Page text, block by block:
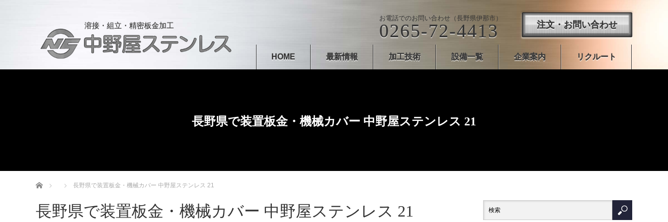
溶接・組立・精密板金加工
お電話でのお問い合わせ（長野県伊那市）
0265-72-4413 注文・お問い合わせ
HOME 最新情報 加工技術 設備一覧 企業案内 リクルート
長野県で装置板金・機械カバー 中野屋ステンレス 21
ホーム 長野県で装置板金・機械カバー 中野屋ステンレス 21
長野県で装置板金・機械カバー 中野屋ステンレス 21